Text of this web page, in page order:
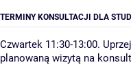
TERMINY KONSULTACJI DLA
Czwartek 11:30-13:00.
planowaną wizytą na